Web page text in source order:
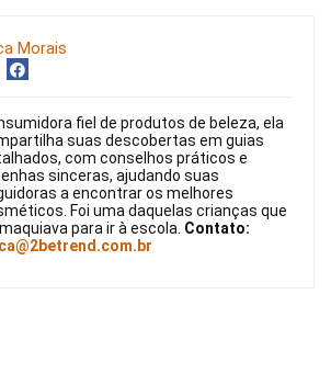
Morais
fiel de produtos de beleza, ela
suas descobertas em guias
com conselhos práticos e
sinceras, ajudando suas
a encontrar os melhores
Foi uma daquelas crianças que
para ir à escola. Contato: